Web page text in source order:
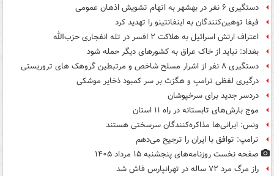
دستگیری ۶ نفر در بهشهر به اتهام تشویش اذهان عمومی
فیفا توهین‌کنندگان به اینفانتینو را تهدید کرد
اعتراف ارتش اسرائیل به هلاکت ۲ افسر در تله انفجاری حزب‌الله
بغداد: نباید از خاک عراق به کشورهای دیگر حمله شود
دستگیری ۸ نفر از اشرار مسلح شاخص و مرتبطین گروهک های تروریستی
درگیری لفظی ترامپ و هگزث بر سر کمبود ذخایر موشکی
دردسر جدید برای سرخپوشان
موج بارش‌های تابستانه در راه ۱۱ استان
ونس: ایرانی‌ها مذاکره‌کنندگان سرسختی هستند
ترامپ: توافق با ایران را ترجیح می‌دهم
صفحه نخست روزنامه‌های پنجشنبه ۱۵ مرداد ۱۴۰۵
راز مرگ مرد ۷۲ ساله در تهرانپارس فاش شد